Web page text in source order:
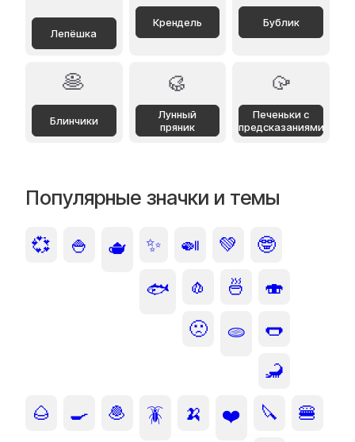
Лепёшка
Крендель Бублик
🥞
Блинчики
🥮
Лунный
пряник
🥠
Печеньки с
предсказаниями
Популярные значки и темы
💞 🍚 🫖 ✨ 🍛 💚
🤓
🐟
🧄 🍜
🍣
🙁
🫓
🌭
🦂
🌰
🍳 🧆 🪳 🍌 ❤️ 🔪
🍔